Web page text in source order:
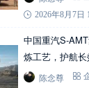
2026年8月7日
中国重汽S-
炼工艺，护航
陈念尊